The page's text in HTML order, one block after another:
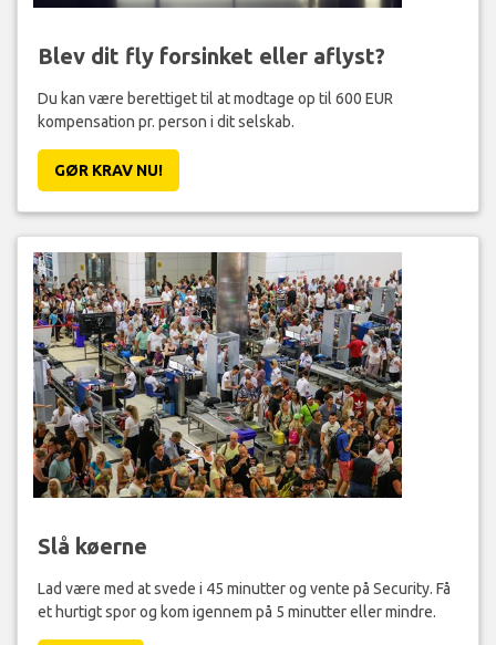
Blev dit fly forsinket eller aflyst?
Du kan være berettiget til at modtage op til 600 EUR
kompensation pr. person i dit selskab.
GØR KRAV NU!
Slå køerne
Lad være med at svede i 45 minutter og vente på Security. Få
et hurtigt spor og kom igennem på 5 minutter eller mindre.